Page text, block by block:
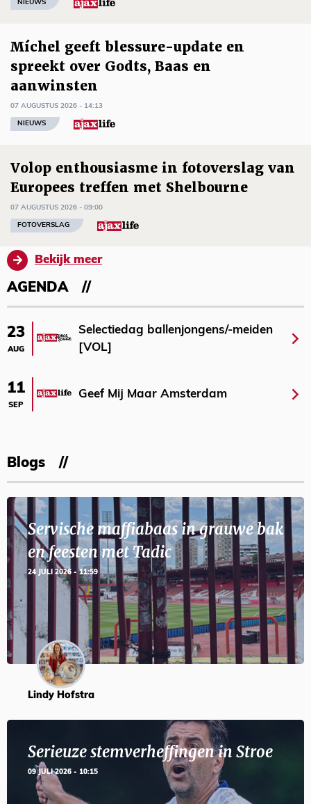
NIEUWS
Míchel geeft blessure-update en
spreekt over Godts, Baas en
aanwinsten
07 AUGUSTUS 2026 - 14:13
NIEUWS
Volop enthousiasme in fotoverslag van
Europees treffen met Shelbourne
07 AUGUSTUS 2026 - 09:00
FOTOVERSLAG
Bekijk meer
AGENDA
23
AUG
Selectiedag ballenjongens/-meiden
[VOL]
11
SEP
Geef Mij Maar Amsterdam
Blogs
Servische maffiabaas in grauwe bak
en feesten met Tadic
24 JULI 2026 - 11:59
Lindy Hofstra
Serieuze stemverheffingen in Stroe
09 JULI 2026 - 10:15